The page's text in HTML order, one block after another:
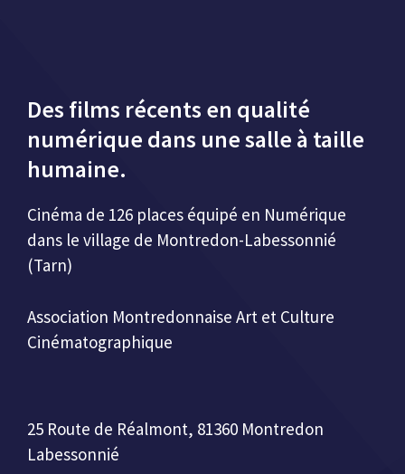
Des films récents en qualité
numérique dans une salle à taille
humaine.
Cinéma de 126 places équipé en Numérique
dans le village de Montredon-Labessonnié
(Tarn)
Association Montredonnaise Art et Culture
Cinématographique
25 Route de Réalmont, 81360 Montredon
Labessonnié